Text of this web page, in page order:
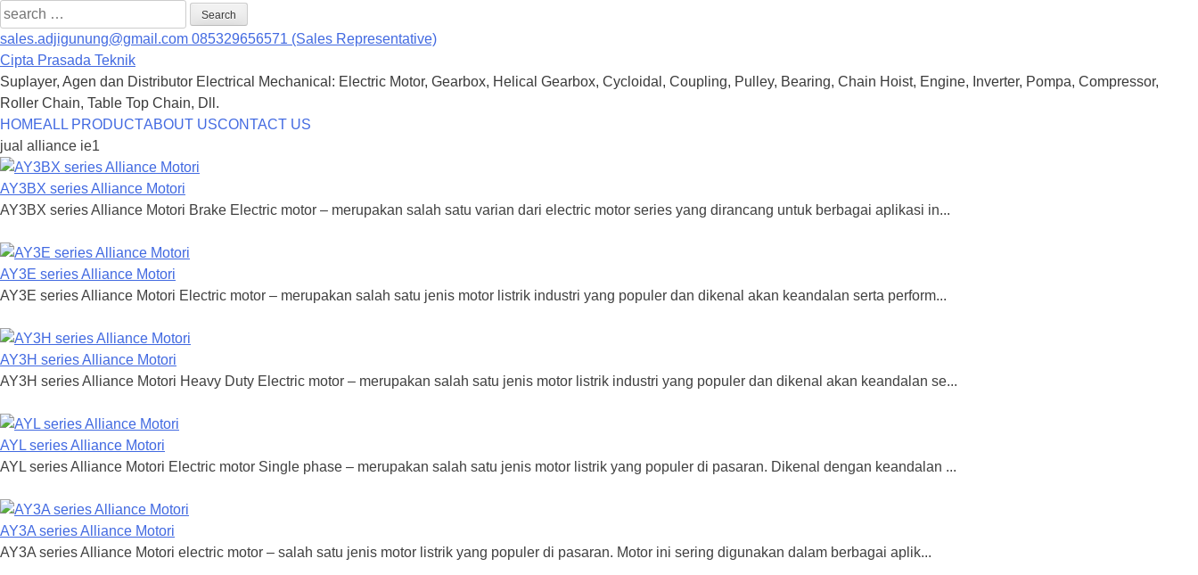
Search
for:
sales.adjigunung@gmail.com 085329656571 (Sales Representative)
Cipta Prasada Teknik
Suplayer, Agen dan Distributor Electrical Mechanical: Electric Motor, Gearbox, Helical Gearbox, Cycloidal, Coupling, Pulley, Bearing, Chain Hoist, Engine, Inverter, Pompa, Compressor,
Roller Chain, Table Top Chain, Dll.
Skip
to
content
HOMEALL PRODUCTABOUT USCONTACT US
jual alliance ie1
AY3BX series Alliance Motori
AY3BX series Alliance Motori Brake Electric motor – merupakan salah satu varian dari electric motor series yang dirancang untuk berbagai aplikasi in...
AY3E series Alliance Motori
AY3E series Alliance Motori Electric motor – merupakan salah satu jenis motor listrik industri yang populer dan dikenal akan keandalan serta perform...
AY3H series Alliance Motori
AY3H series Alliance Motori Heavy Duty Electric motor – merupakan salah satu jenis motor listrik industri yang populer dan dikenal akan keandalan se...
AYL series Alliance Motori
AYL series Alliance Motori Electric motor Single phase – merupakan salah satu jenis motor listrik yang populer di pasaran. Dikenal dengan keandalan ...
AY3A series Alliance Motori
AY3A series Alliance Motori electric motor – salah satu jenis motor listrik yang populer di pasaran. Motor ini sering digunakan dalam berbagai aplik...